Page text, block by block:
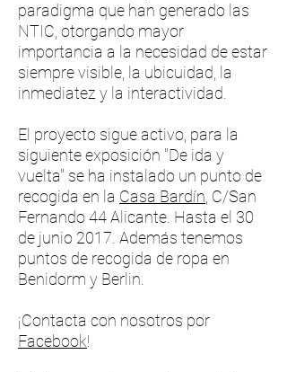
paradigma que han generado las
NTIC, otorgando mayor
importancia a la necesidad de estar
siempre visible, la ubicuidad, la
inmediatez y la interactividad.
El proyecto sigue activo, para la
siguiente exposición "De ida y
vuelta" se ha instalado un punto de
recogida en la Casa Bardín , C/San
Fernando 44 Alicante. Hasta el 30
de junio 2017. Además tenemos
puntos de recogida de ropa en
Benidorm y Berlin.
¡Contacta con nosotros por
Facebook!